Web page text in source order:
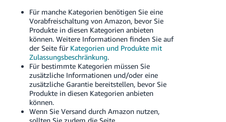
Für manche Kategorien benötigen Sie eine
Vorabfreischaltung von Amazon, bevor Sie
Produkte in diesen Kategorien anbieten
können. Weitere Informationen finden Sie auf
der Seite für Kategorien und Produkte mit
Zulassungsbeschränkung.
Für bestimmte Kategorien müssen Sie
zusätzliche Informationen und/oder eine
zusätzliche Garantie bereitstellen, bevor Sie
Produkte in diesen Kategorien anbieten
können.
Wenn Sie Versand durch Amazon nutzen,
sollten Sie zudem die Seite